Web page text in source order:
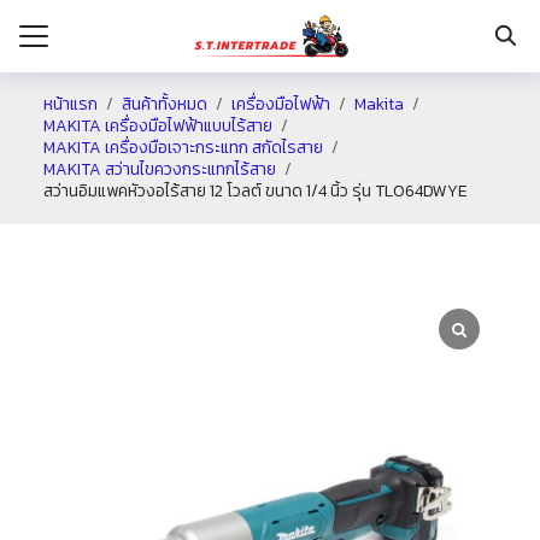
หน้าแรก สินค้าทั้งหมด เครื่องมือไฟฟ้า
Makita
MAKITA เครื่องมือไฟฟ้าแบบไร้สาย
MAKITA เครื่องมือเจาะกระแทก สกัดไรสาย
MAKITA สว่านไขควงกระแทกไร้สาย
สว่านอิมแพคหัวงอไร้สาย 12 โวลต์ ขนาด 1/4 นิ้ว รุ่น TL064DWYE